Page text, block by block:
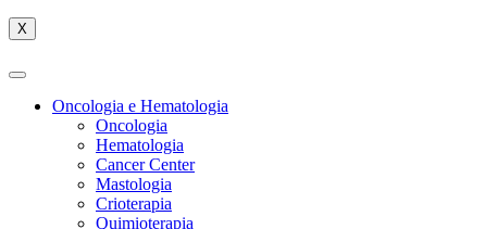
X
Oncologia e Hematologia
Oncologia
Hematologia
Cancer Center
Mastologia
Crioterapia
Quimioterapia